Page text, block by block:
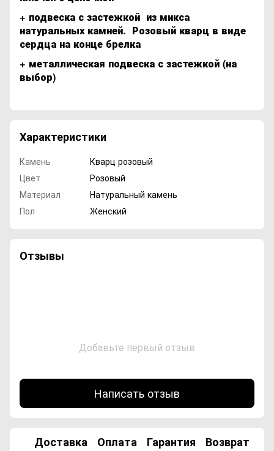
+ подвеска с застежкой из микса
натуральных камней. Розовый кварц в виде
сердца на конце брелка
+ металлическая подвеска с застежкой (на
выбор)
Характеристики
Камень
Кварц розовый
Цвет
Розовый
Материал
Натуральный камень
Пол
Женский
Отзывы
Добавьте первый отзыв
Написать отзыв
Доставка Оплата Гарантия Возврат